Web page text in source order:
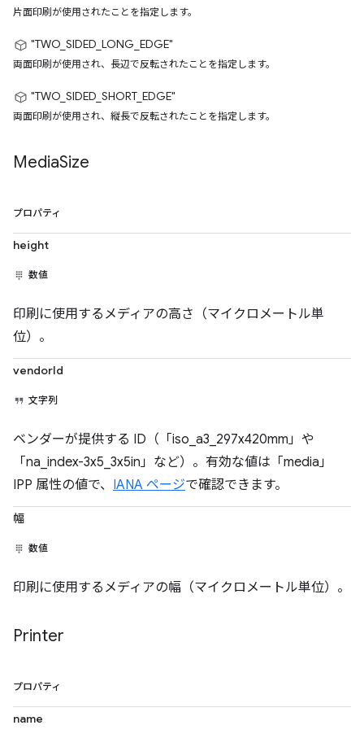
片面印刷が使用されたことを指定します。
"TWO_SIDED_LONG_EDGE"
両面印刷が使用され、長辺で反転されたことを指定します。
"TWO_SIDED_SHORT_EDGE"
両面印刷が使用され、縦長で反転されたことを指定します。
MediaSize
プロパティ
height
数値
印刷に使用するメディアの高さ（マイクロメートル単
位）。
vendorId
文字列
ベンダーが提供する ID（「iso_a3_297x420mm」や
「na_index-3x5_3x5in」など）。有効な値は「media」
IPP 属性の値で、 IANA ページで確認できます。
幅
数値
印刷に使用するメディアの幅（マイクロメートル単位）。
Printer
プロパティ
name